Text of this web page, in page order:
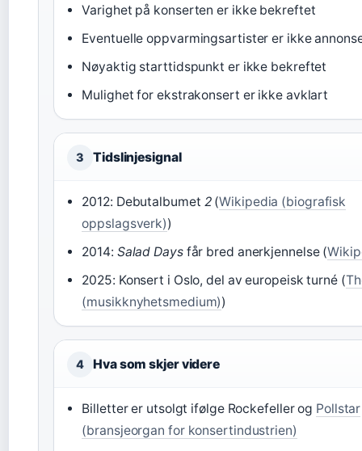
Varighet på konserten er ikke bekreftet
Eventuelle oppvarmingsartister er ikke
Nøyaktig starttidspunkt er ikke bekreftet
Mulighet for ekstrakonsert er ikke avklart
3 Tidslinjesignal
2012: Debutalbumet 2(Wikipedia (biografisk
oppslagsverk))
2014: Salad Daysfår bred anerkjennelse (
2025: Konsert i Oslo, del av europeisk turné (
(musikknyhetsmedium))
4 Hva som skjer videre
Billetter er utsolgt ifølge Rockefeller og Pollstar
(bransjeorgan for konsertindustrien)